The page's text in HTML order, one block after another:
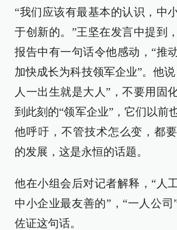
“我们应该有最基本的认识，中
于创新的。”王坚在发言中提到
报告中有一句话令他感动，“推
加快成长为科技领军企业”。他
人一出生就是大人”，不要用固
到此刻的“领军企业”，它们以前
他呼吁，不管技术怎么变，都
的发展，这是永恒的话题。
他在小组会后对记者解释，“人
中小企业最友善的”，“一人公司
佐证这句话。